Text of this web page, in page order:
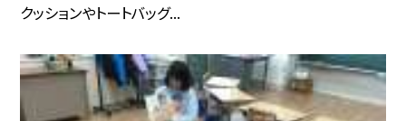
クッションやトートバッグ...